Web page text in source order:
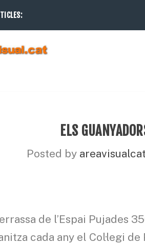
ELS
Posted by areavisualcat
de l’Espai Pujades
cada any el Col·legi